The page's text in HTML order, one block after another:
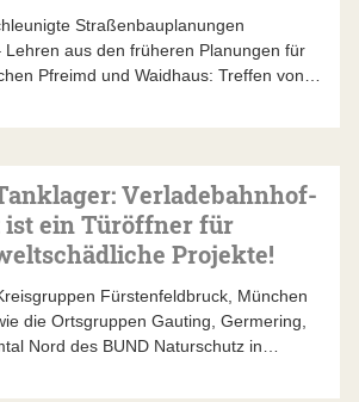
Straßenbauplanungen
aus den früheren Planungen für
Pfreimd und Waidhaus: Treffen von…
Verladebahnhof-
ist ein Türöffner für
Projekte!
Fürstenfeldbruck, München
die Ortsgruppen Gauting, Germering,
Nord des BUND Naturschutz in…